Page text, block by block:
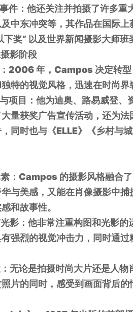
：他还关注并拍摄了许多重
中东冲突等，其作品在国际
奖” 以及世界新闻摄影大师班
影阶段
年，Campos 决定转型
特的视觉风格，迅速在时尚界
目：他为迪奥、路易威登、
量获奖广告宣传活动，还为
同时也与《ELLE》《乡村与
：Campos 的摄影风格融合
与美感，又能在肖像摄影中
和故事性。
影：他非常注重构图和光影
强烈的视觉冲击力，同时通
无论是拍摄时尚大片还是人物
片的同时，感受到画面背后的